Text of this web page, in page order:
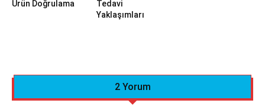
Ürün Doğrulama
Tedavi
Yaklaşımları
2 Yorum